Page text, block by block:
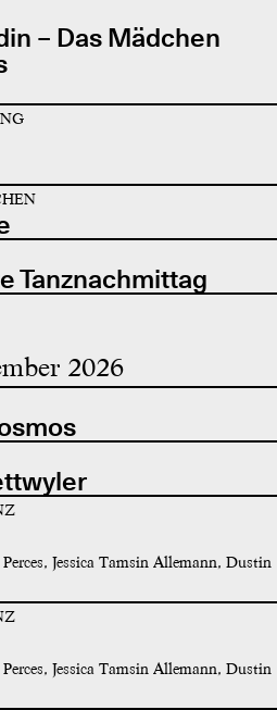
– Das Mädchen
Tanznachmittag
2026
Jessica Tamsin Allemann, Dustin
Jessica Tamsin Allemann, Dustin